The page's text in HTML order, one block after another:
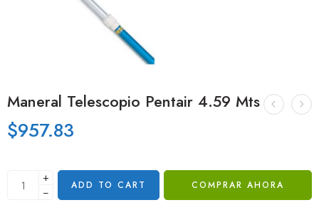
Maneral Telescopio Pentair 4.59 Mts
$957.83
+
−
ADD TO CART COMPRAR AHORA